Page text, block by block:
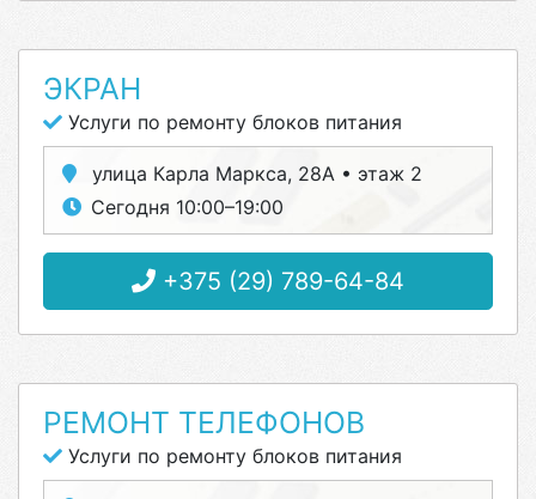
ЭКРАН
Услуги по ремонту блоков питания
улица Карла Маркса, 28А • этаж 2
Сегодня 10:00–19:00
+375 (29) 789-64-84
РЕМОНТ ТЕЛЕФОНОВ
Услуги по ремонту блоков питания